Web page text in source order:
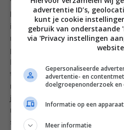
Wie denkt dat ik geen salades
het mis. Vaak voeg ik er in de
ingrediënten aan toe die de
maakt. Zoals chili, bonen of
pindasaus, in het geval van
Met als resultaat een salade
trouwens het hele jaar door
restjes kun je de volgende dag
je maakt het specifiek voor de
meerdere dagen van. Houd
schenk deze pas over de
advertentie ID’s,
kunt je cookie
gebruik van onderstaande
via 'Privacy instellingen
Gepersonaliseerde
advertentie- en
doelgroepenonderzoek
Informatie op een
Meer informatie